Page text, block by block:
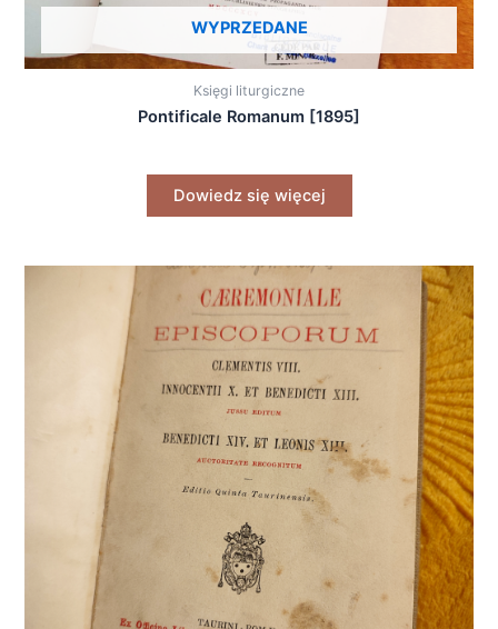
WYPRZEDANE
Księgi liturgiczne
Pontificale Romanum [1895]
Dowiedz się więcej